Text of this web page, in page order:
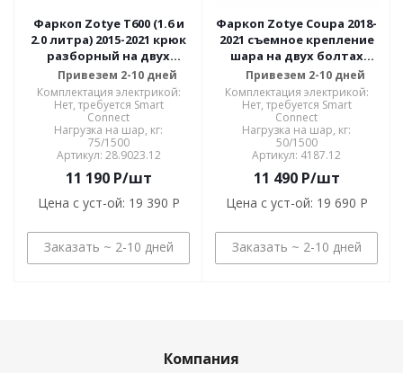
Фаркоп Zotye T600 (1.6 и
2.0 литра) 2015-2021 крюк
разборный на двух
болтах, балка закрытая
28.9023.12
Привезем 2-10 дней
Комплектация электрикой:
Нет, требуется Smart
Connect
Нагрузка на шар, кг:
75/1500
Артикул: 28.9023.12
11 190P/шт
Цена с уст-ой: 19 390 P
Заказать ~ 2-10 дней
Фаркоп Zotye Coupa 2018-
2021 съемное крепление
шара на двух болтах
4187.12
Привезем 2-10 дней
Комплектация электрикой:
Нет, требуется Smart
Connect
Нагрузка на шар, кг:
50/1500
Артикул: 4187.12
11 490P/шт
Цена с уст-ой: 19 690 P
Заказать ~ 2-10 дней
Компания